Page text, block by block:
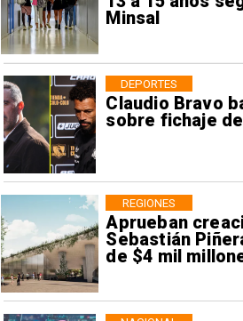
Minsal
Claudio Bravo
sobre fichaje
DEPORTES
Aprueban
Sebastián
de $4 mil
REGIONES